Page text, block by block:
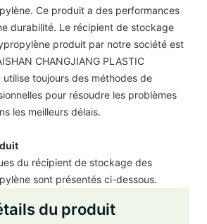
Ce produit a des performances
durabilité. Le récipient de stockage
produit par notre société est
CHANGJIANG PLASTIC
utilise toujours des méthodes de
pour résoudre les problèmes
les meilleurs délais.
du récipient de stockage des
sont présentés ci-dessous.
du produit